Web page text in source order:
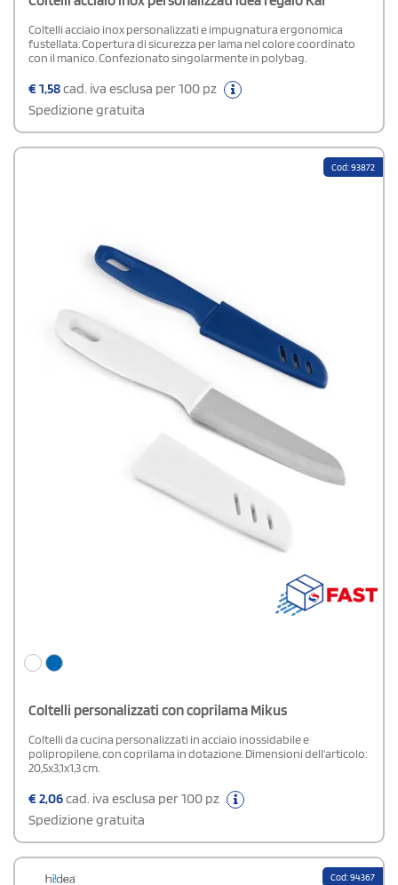
Coltelli acciaio inox personalizzati e impugnatura ergonomica
fustellata. Copertura di sicurezza per lama nel colore coordinato
con il manico. Confezionato singolarmente in polybag.
€1,58cad. iva esclusa per 100 pz
Spedizione gratuita
Cod: 93872
Coltelli personalizzati con coprilama Mikus
Coltelli da cucina personalizzati in acciaio inossidabile e
polipropilene, con coprilama in dotazione. Dimensioni dell'articolo:
20,5x3,1x1,3 cm.
€2,06cad. iva esclusa per 100 pz
Spedizione gratuita
Cod: 94367